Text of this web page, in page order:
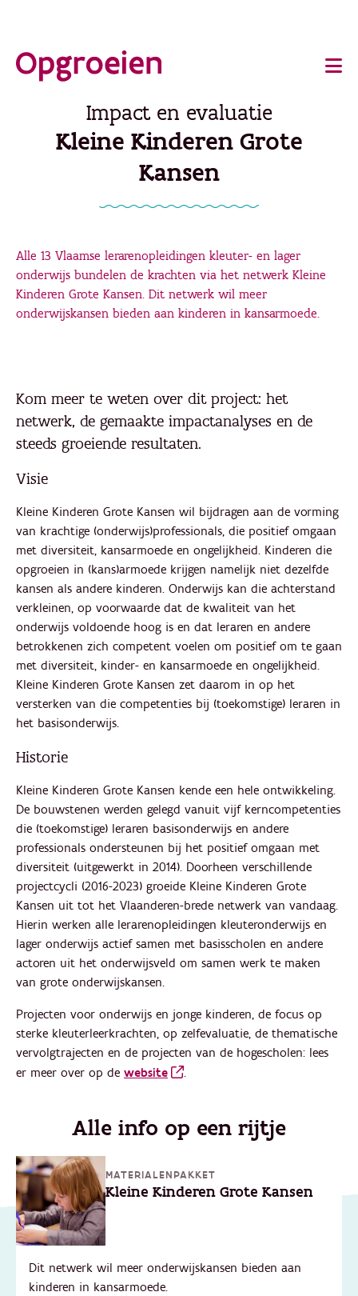
direct
Main
navigationImpact en evaluatie
Kleine Kinderen Grote
Kansen
Alle 13 Vlaamse lerarenopleidingen kleuter- en lager
onderwijs bundelen de krachten via het netwerk Kleine
Kinderen Grote Kansen. Dit netwerk wil meer
onderwijskansen bieden aan kinderen in kansarmoede.
Kom meer te weten over dit project: het
netwerk, de gemaakte impactanalyses en de
steeds groeiende resultaten.
Visie
Kleine Kinderen Grote Kansen wil bijdragen aan de vorming
van krachtige (onderwijs)professionals, die positief omgaan
met diversiteit, kansarmoede en ongelijkheid. Kinderen die
opgroeien in (kans)armoede krijgen namelijk niet dezelfde
kansen als andere kinderen. Onderwijs kan die achterstand
verkleinen, op voorwaarde dat de kwaliteit van het
onderwijs voldoende hoog is en dat leraren en andere
betrokkenen zich competent voelen om positief om te gaan
met diversiteit, kinder- en kansarmoede en ongelijkheid.
Kleine Kinderen Grote Kansen zet daarom in op het
versterken van die competenties bij (toekomstige) leraren in
het basisonderwijs.
Historie
Kleine Kinderen Grote Kansen kende een hele ontwikkeling.
De bouwstenen werden gelegd vanuit vijf kerncompetenties
die (toekomstige) leraren basisonderwijs en andere
professionals ondersteunen bij het positief omgaan met
diversiteit (uitgewerkt in 2014). Doorheen verschillende
projectcycli (2016-2023) groeide Kleine Kinderen Grote
Kansen uit tot het Vlaanderen-brede netwerk van vandaag.
Hierin werken alle lerarenopleidingen kleuteronderwijs en
lager onderwijs actief samen met basisscholen en andere
actoren uit het onderwijsveld om samen werk te maken
van grote onderwijskansen.
Projecten voor onderwijs en jonge kinderen, de focus op
sterke kleuterleerkrachten, op zelfevaluatie, de thematische
vervolgtrajecten en de projecten van de hogescholen: lees
er meer over op de website .
Alle info op een rijtje
MATERIALENPAKKET
Kleine Kinderen Grote Kansen
Dit netwerk wil meer onderwijskansen bieden aan
kinderen in kansarmoede.